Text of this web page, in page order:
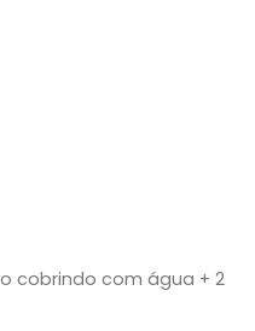
cobrindo com água + 2